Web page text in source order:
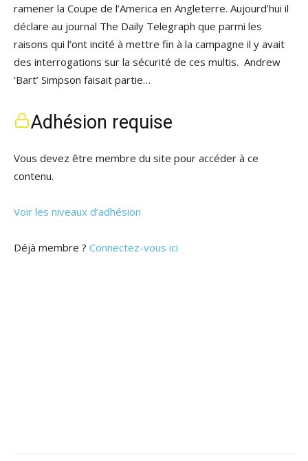
ramener la Coupe de l’America en Angleterre. Aujourd’hui il
déclare au journal The Daily Telegraph que parmi les
raisons qui l’ont incité à mettre fin à la campagne il y avait
des interrogations sur la sécurité de ces multis. Andrew
’Bart’ Simpson faisait partie…
Adhésion requise
Vous devez être membre du site pour accéder à ce
contenu.
Voir les niveaux d’adhésion
Déjà membre ? Connectez-vous ici